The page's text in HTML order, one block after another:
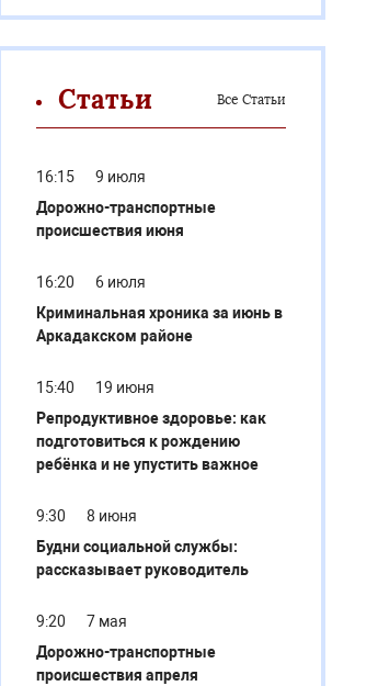
Статьи Все Статьи
16:15
9 июля
Дорожно-транспортные
происшествия июня
16:20
6 июля
Криминальная хроника за июнь в
Аркадакском районе
15:40
19 июня
Репродуктивное здоровье: как
подготовиться к рождению
ребёнка и не упустить важное
9:30
8 июня
Будни социальной службы:
рассказывает руководитель
9:20
7 мая
Дорожно-транспортные
происшествия апреля